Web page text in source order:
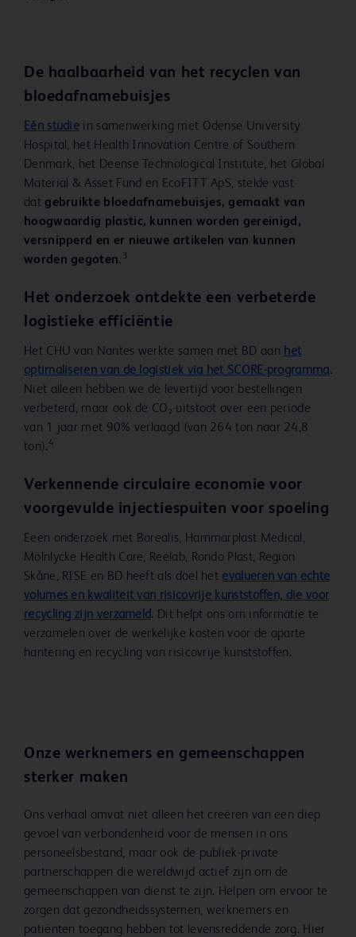
Play
Video
De haalbaarheid van het recyclen van
bloedafnamebuisjes
Eén studie in samenwerking met Odense University
Hospital, het Health Innovation Centre of Southern
Denmark, het Deense Technological Institute, het Global
Material & Asset Fund en EcoFITT ApS, stelde vast
dat gebruikte bloedafnamebuisjes, gemaakt van
hoogwaardig plastic, kunnen worden gereinigd,
versnipperd en er nieuwe artikelen van kunnen
worden gegoten. 3
Het onderzoek ontdekte een verbeterde
logistieke efficiëntie
Het CHU van Nantes werkte samen met BD aan het
optimaliseren van de logistiek via het SCORE-programma.
Niet alleen hebben we de levertijd voor bestellingen
verbeterd, maar ook de CO₂-uitstoot over een periode
van 1 jaar met 90% verlaagd (van 264 ton naar 24,8
ton). 4
Verkennende circulaire economie voor
voorgevulde injectiespuiten voor spoeling
Eeen onderzoek met Borealis, Hammarplast Medical,
Mölnlycke Health Care, Reelab, Rondo Plast, Region
Skåne, RISE en BD heeft als doel het evalueren van echte
volumes en kwaliteit van risicovrije kunststoffen, die voor
recycling zijn verzameld. Dit helpt ons om informatie te
verzamelen over de werkelijke kosten voor de aparte
hantering en recycling van risicovrije kunststoffen.
Onze werknemers en gemeenschappen
sterker maken
Ons verhaal omvat niet alleen het creëren van een diep
gevoel van verbondenheid voor de mensen in ons
personeelsbestand, maar ook de publiek-private
partnerschappen die wereldwijd actief zijn om de
gemeenschappen van dienst te zijn. Helpen om ervoor te
zorgen dat gezondheidssystemen, werknemers en
patiënten toegang hebben tot levensreddende zorg. Hier